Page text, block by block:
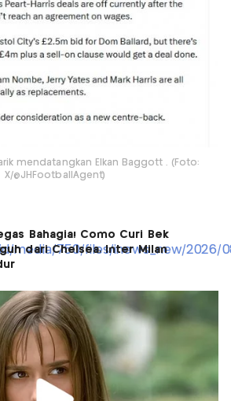
mendatangkan Elkan Baggott . (Foto:
X/@JHFootballAgent)
Bahagia! Como Curi Bek
dari Chelsea, Inter Milan